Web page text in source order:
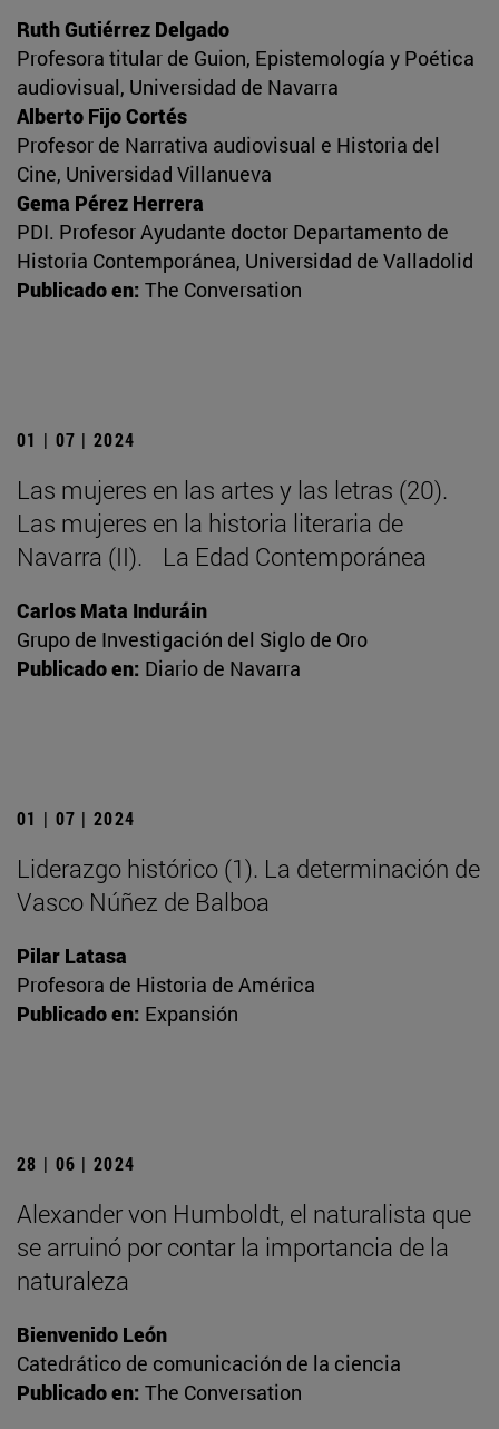
Ruth Gutiérrez Delgado
Profesora titular de Guion, Epistemología y Poética
audiovisual, Universidad de Navarra
Alberto Fijo Cortés
Profesor de Narrativa audiovisual e Historia del
Cine, Universidad Villanueva
Gema Pérez Herrera
PDI. Profesor Ayudante doctor Departamento de
Historia Contemporánea, Universidad de Valladolid
Publicado en: The Conversation
01 | 07 | 2024
Las mujeres en las artes y las letras (20).
Las mujeres en la historia literaria de
Navarra (II). La Edad Contemporánea
Carlos Mata Induráin
Grupo de Investigación del Siglo de Oro
Publicado en: Diario de Navarra
01 | 07 | 2024
Liderazgo histórico (1). La determinación de
Vasco Núñez de Balboa
Pilar Latasa
Profesora de Historia de América
Publicado en: Expansión
28 | 06 | 2024
Alexander von Humboldt, el naturalista que
se arruinó por contar la importancia de la
naturaleza
Bienvenido León
Catedrático de comunicación de la ciencia
Publicado en: The Conversation